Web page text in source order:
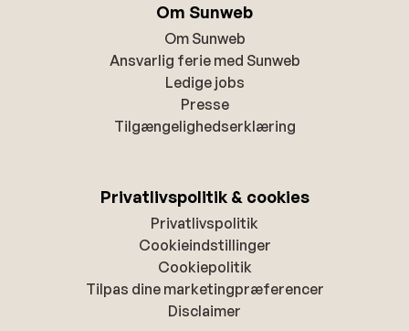
Om Sunweb
Om Sunweb
Ansvarlig ferie med Sunweb
Ledige jobs
Presse
Tilgængelighedserklæring
Privatlivspolitik & cookies
Privatlivspolitik
Cookieindstillinger
Cookiepolitik
Tilpas dine marketingpræferencer
Disclaimer